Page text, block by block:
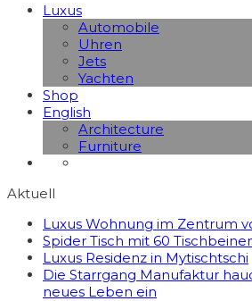
Luxus
Automobile
Uhren
Jets
Yachten
Shop
English
Architecture
Furniture
Aktuell
Luxus Wohnung im Zentrum
Spider Tisch mit 60
Luxus Residenz in Mytischtschi
Die Starrgang Manufaktur
neues Leben ein